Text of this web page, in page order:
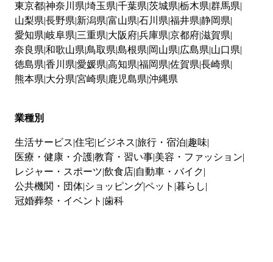
東京都神奈川県 埼玉県 千葉県 茨城県 栃木県 群馬県
山梨県 長野県 新潟県 富山県 石川県 福井県 静岡県
愛知県 岐阜県 三重県 大阪府兵庫県 京都府滋賀県
奈良県 和歌山県 鳥取県 島根県 岡山県 広島県 山口県
徳島県 香川県 愛媛県 高知県 福岡県 佐賀県 長崎県
熊本県 大分県 宮崎県 鹿児島県 沖縄県
業種別
生活サービス 住宅 ビジネス 旅行・宿泊 趣味
医療・健康・介護教育・習い事 美容・ファッション
レジャー・スポーツ 飲食店 自動車・バイク
公共機関・団体 ショッピングペット 暮らし
冠婚葬祭・イベント 歯科